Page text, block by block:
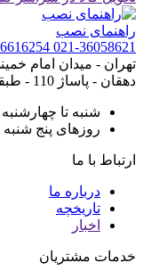
راهنمای نصب
021-36058621
تهران - میدان امام
دهقان - پاساژ 110 - طبقه دوم - پلاک 15
شنبه تا چهارشنبه
روزهای پنج شنبه
ارتباط با ما
درباره ما
تاریخچه
اخبار
خدمات مشتریان